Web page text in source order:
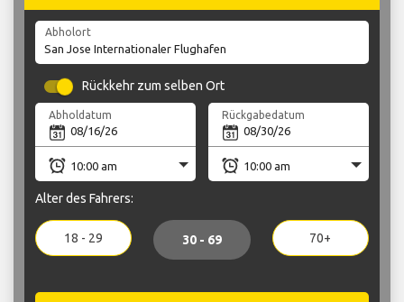
Abholort
Rückkehr zum selben Ort
Abholdatum Rückgabedatum
Alter des Fahrers:
18 - 29 30 - 69 70+